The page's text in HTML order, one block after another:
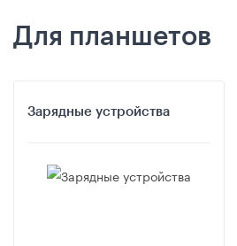
Для планшетов
Зарядные устройства